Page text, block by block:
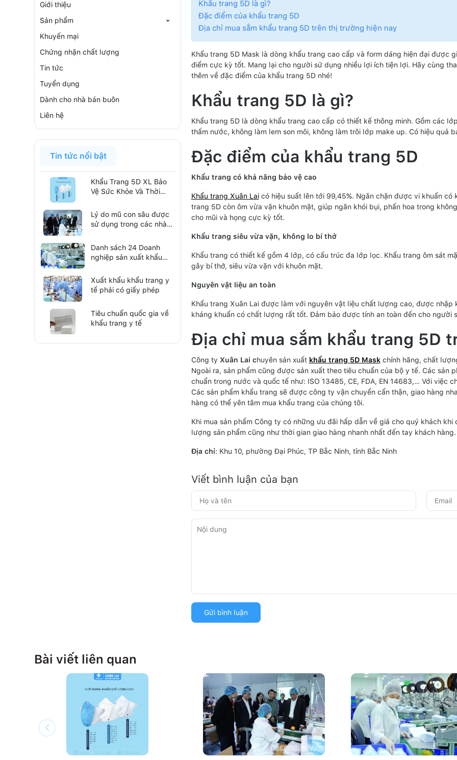
Khẩu trang 5D là gì?
Đặc điểm của khẩu trang 5D
Địa chỉ mua sắm khẩu trang 5D trên thị trường hiện nay
Khẩu trang 5D Mask là dòng khẩu trang cao cấp và form dáng hiện đại được
điểm cực kỳ tốt. Mang lại cho người sử dụng nhiều lợi ích tiện lợi. Hãy cùng
thêm về đặc điểm của khẩu trang 5D nhé!
Khẩu trang 5D là gì?
Khẩu trang 5D là dòng khẩu trang cao cấp có thiết kế thông minh. Gồm các
thấm nước, không làm lem son môi, không làm trôi lớp make up. Có hiệu quả
Đặc điểm của khẩu trang 5D
Khẩu trang có khả năng bảo vệ cao
Khẩu trang Xuân Laicó hiệu suất lên tới 99,45%. Ngăn chặn được vi khuẩn có
trang 5D còn ôm vừa vặn khuôn mặt, giúp ngăn khói bụi, phấn hoa trong
cho mũi và họng cực kỳ tốt.
Khẩu trang siêu vừa vặn, không lo bí thở
Khẩu trang có thiết kế gồm 4 lớp, có cấu trúc đa lớp lọc. Khẩu trang ôm sát
gây bí thở, siêu vừa vặn với khuôn mặt.
Nguyên vật liệu an toàn
Khẩu trang Xuân Lai được làm với nguyên vật liệu chất lượng cao, được
kháng khuẩn có chất lượng rất tốt. Đảm bảo được tính an toàn đến cho người
Địa chỉ mua sắm khẩu trang 5D
Công ty Xuân Lai chuyên sản xuất khẩu trang 5D Maskchính hãng, chất
Ngoài ra, sản phẩm cũng được sản xuất theo tiêu chuẩn của bộ y tế. Các sản
chuẩn trong nước và quốc tế như: ISO 13485, CE, FDA, EN 14683,… Với việc
Các sản phẩm khẩu trang sẽ được công ty vận chuyển cẩn thận, giao hàng
hàng có thể yên tâm mua khẩu trang của chúng tôi.
Khi mua sản phẩm Công ty có những ưu đãi hấp dẫn về giá cho quý khách
lượng sản phẩm cũng như thời gian giao hàng nhanh nhất đến tay khách hàng.
Địa chỉ: Khu 10, phường Đại Phúc, TP Bắc Ninh, tỉnh Bắc Ninh
Viết bình luận của bạn
Gửi bình luận
Giới thiệu
Sản phẩm
Khuyến mại
Chứng nhận chất lượng
Tin tức
Tuyển dụng
Dành cho nhà bán buôn
Liên hệ
Tin tức nổi bật
Khẩu Trang 5D XL Bảo
Vệ Sức Khỏe Và Thời
Phẩm
Lý do mũ con sâu được
sử dụng trong các nhà
Danh sách 24 Doanh
nghiệp sản xuất khẩu
Covid-19
Xuất khẩu khẩu trang y
tế phải có giấy phép
Tiêu chuẩn quốc gia về
khẩu trang y tế
Bài viết liên quan